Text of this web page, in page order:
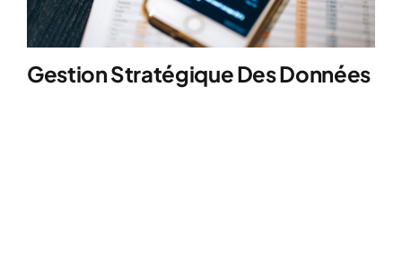
Gestion Stratégique Des Données